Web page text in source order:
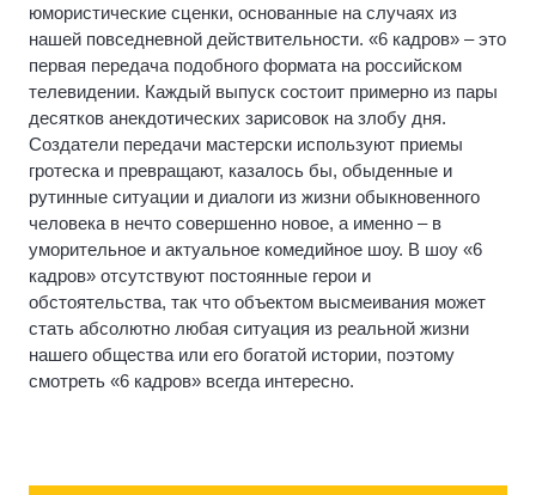
юмористические сценки, основанные на случаях из
нашей повседневной действительности. «6 кадров» – это
первая передача подобного формата на российском
телевидении. Каждый выпуск состоит примерно из пары
десятков анекдотических зарисовок на злобу дня.
Создатели передачи мастерски используют приемы
гротеска и превращают, казалось бы, обыденные и
рутинные ситуации и диалоги из жизни обыкновенного
человека в нечто совершенно новое, а именно – в
уморительное и актуальное комедийное шоу. В шоу «6
кадров» отсутствуют постоянные герои и
обстоятельства, так что объектом высмеивания может
стать абсолютно любая ситуация из реальной жизни
нашего общества или его богатой истории, поэтому
смотреть «6 кадров» всегда интересно.